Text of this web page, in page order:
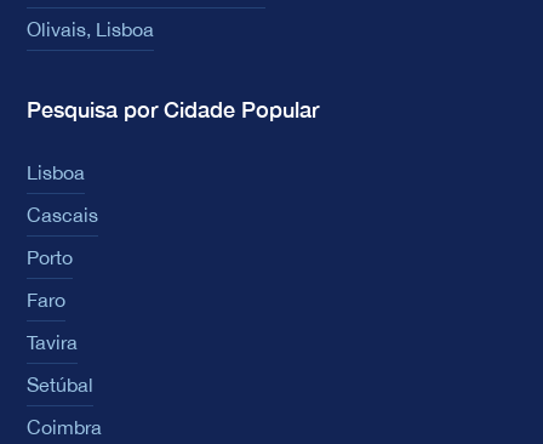
Olivais, Lisboa
Pesquisa por Cidade Popular
Lisboa
Cascais
Porto
Faro
Tavira
Setúbal
Coimbra